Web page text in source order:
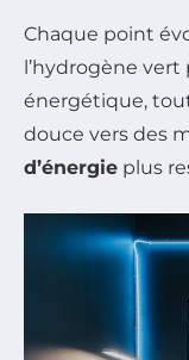
Chaque point
l’hydrogène
énergétique,
douce vers des
d’énergie plus